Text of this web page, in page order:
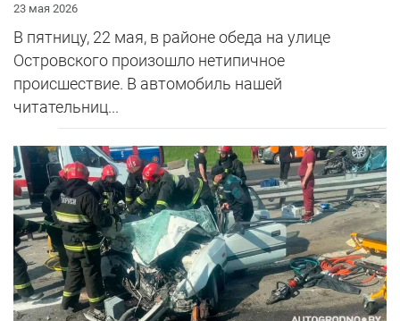
23 мая 2026
В пятницу, 22 мая, в районе обеда на улице
Островского произошло нетипичное
происшествие. В автомобиль нашей
читательниц...